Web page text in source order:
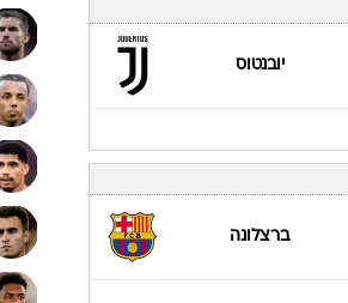
יובנטוס
ברצלונה